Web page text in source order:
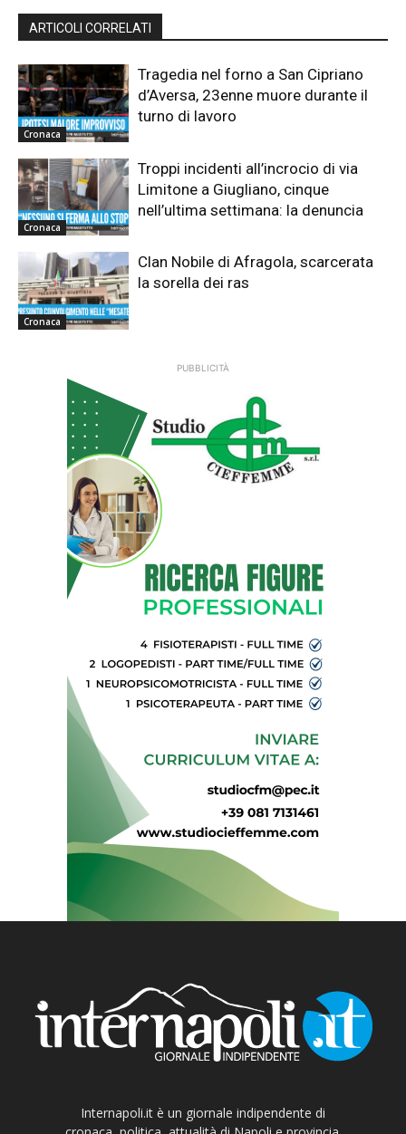
ARTICOLI CORRELATI
Cronaca
Tragedia nel forno a San Cipriano
d’Aversa, 23enne muore durante il
turno di lavoro
Cronaca
Troppi incidenti all’incrocio di via
Limitone a Giugliano, cinque
nell’ultima settimana: la denuncia
Cronaca
Clan Nobile di Afragola, scarcerata
la sorella dei ras
PUBBLICITÀ
Internapoli.it è un giornale indipendente di